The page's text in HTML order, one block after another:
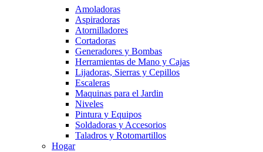
Amoladoras
Aspiradoras
Atornilladores
Cortadoras
Generadores y Bombas
Herramientas de Mano y Cajas
Lijadoras, Sierras y Cepillos
Escaleras
Maquinas para el Jardin
Niveles
Pintura y Equipos
Soldadoras y Accesorios
Taladros y Rotomartillos
Hogar